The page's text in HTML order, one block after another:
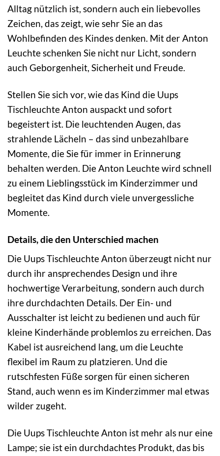
Alltag nützlich ist, sondern auch ein liebevolles
Zeichen, das zeigt, wie sehr Sie an das
Wohlbefinden des Kindes denken. Mit der Anton
Leuchte schenken Sie nicht nur Licht, sondern
auch Geborgenheit, Sicherheit und Freude.
Stellen Sie sich vor, wie das Kind die Uups
Tischleuchte Anton auspackt und sofort
begeistert ist. Die leuchtenden Augen, das
strahlende Lächeln – das sind unbezahlbare
Momente, die Sie für immer in Erinnerung
behalten werden. Die Anton Leuchte wird schnell
zu einem Lieblingsstück im Kinderzimmer und
begleitet das Kind durch viele unvergessliche
Momente.
Details, die den Unterschied machen
Die Uups Tischleuchte Anton überzeugt nicht nur
durch ihr ansprechendes Design und ihre
hochwertige Verarbeitung, sondern auch durch
ihre durchdachten Details. Der Ein- und
Ausschalter ist leicht zu bedienen und auch für
kleine Kinderhände problemlos zu erreichen. Das
Kabel ist ausreichend lang, um die Leuchte
flexibel im Raum zu platzieren. Und die
rutschfesten Füße sorgen für einen sicheren
Stand, auch wenn es im Kinderzimmer mal etwas
wilder zugeht.
Die Uups Tischleuchte Anton ist mehr als nur eine
Lampe; sie ist ein durchdachtes Produkt, das bis